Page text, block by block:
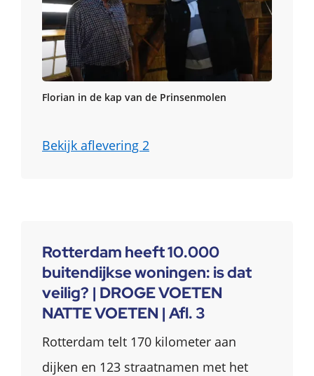
Florian in de kap van de Prinsenmolen
Bekijk aflevering 2
Rotterdam heeft 10.000
buitendijkse woningen: is dat
veilig? | DROGE VOETEN
NATTE VOETEN | Afl. 3
Rotterdam telt 170 kilometer aan
dijken en 123 straatnamen met het